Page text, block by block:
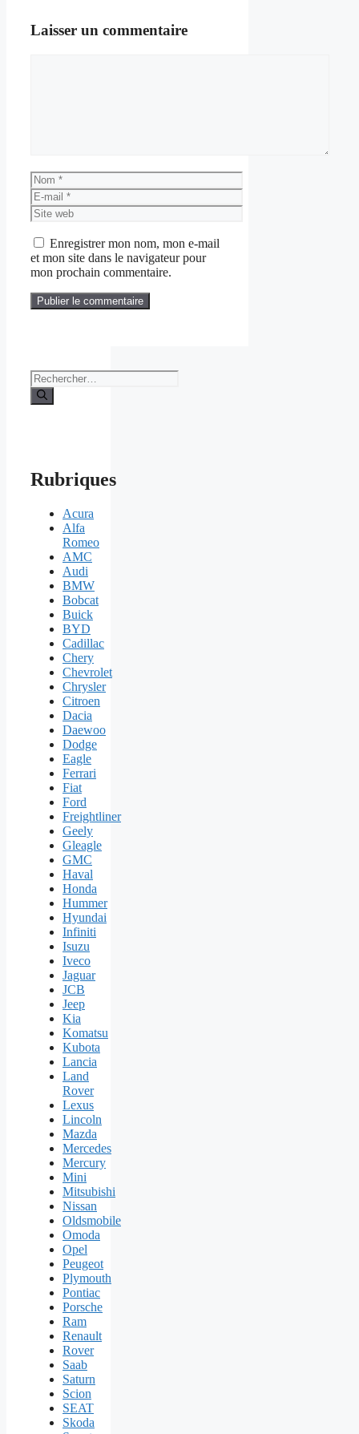
Laisser un commentaire
Nom
E-
mail
Site
web
Enregistrer mon nom, mon e-mail
et mon site dans le navigateur pour
mon prochain commentaire.
Rechercher :
Rubriques
Acura
Alfa
Romeo
AMC
Audi
BMW
Bobcat
Buick
BYD
Cadillac
Chery
Chevrolet
Chrysler
Citroen
Dacia
Daewoo
Dodge
Eagle
Ferrari
Fiat
Ford
Freightliner
Geely
Gleagle
GMC
Haval
Honda
Hummer
Hyundai
Infiniti
Isuzu
Iveco
Jaguar
JCB
Jeep
Kia
Komatsu
Kubota
Lancia
Land
Rover
Lexus
Lincoln
Mazda
Mercedes
Mercury
Mini
Mitsubishi
Nissan
Oldsmobile
Omoda
Opel
Peugeot
Plymouth
Pontiac
Porsche
Ram
Renault
Rover
Saab
Saturn
Scion
SEAT
Skoda